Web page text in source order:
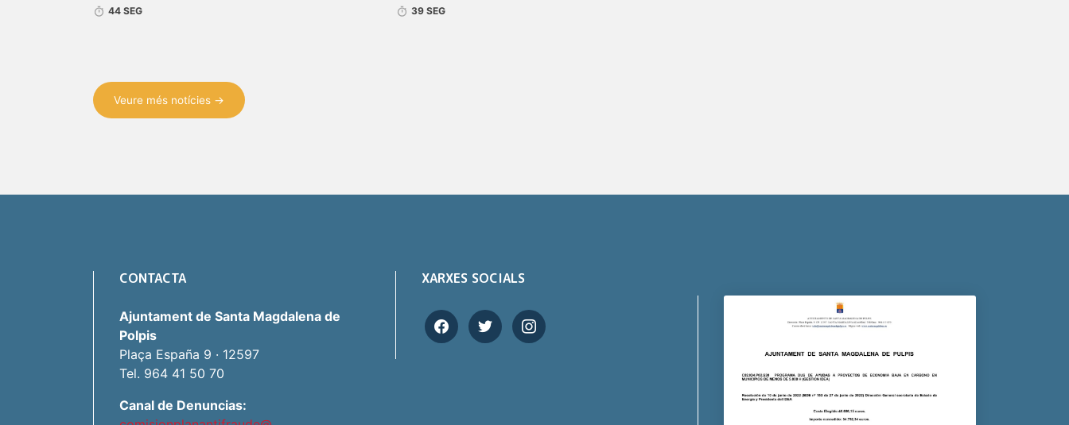
44 SEG 39 SEG
Veure més notícies →
CONTACTA
Ajuntament de Santa Magdalena de
Polpis
Plaça España 9 · 12597
Tel. 964 41 50 70
Canal de Denuncias:
XARXES SOCIALS
facebooktwitter instagram